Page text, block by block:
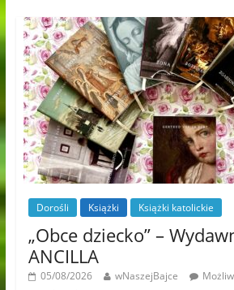
Dorośli Książki Książki katolickie
„Obce dziecko” –
ANCILLA
05/08/2026 wNaszejBajce